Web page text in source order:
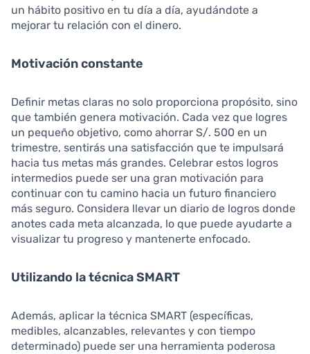
un hábito positivo en tu día a día, ayudándote a
mejorar tu relación con el dinero.
Motivación constante
Definir metas claras no solo proporciona propósito, sino
que también genera motivación. Cada vez que logres
un pequeño objetivo, como ahorrar S/. 500 en un
trimestre, sentirás una satisfacción que te impulsará
hacia tus metas más grandes. Celebrar estos logros
intermedios puede ser una gran motivación para
continuar con tu camino hacia un futuro financiero
más seguro. Considera llevar un diario de logros donde
anotes cada meta alcanzada, lo que puede ayudarte a
visualizar tu progreso y mantenerte enfocado.
Utilizando la técnica SMART
Además, aplicar la técnica SMART (específicas,
medibles, alcanzables, relevantes y con tiempo
determinado) puede ser una herramienta poderosa